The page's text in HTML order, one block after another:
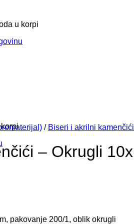
u korpi
/ Biseri i akrilni kamenčići
– Okrugli
pakovanje 200/1, oblik okrugli